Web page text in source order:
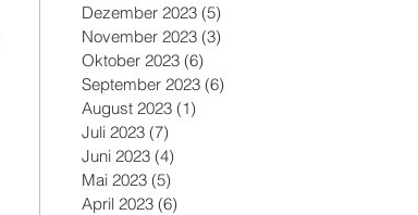
Dezember 2023 (5)
November 2023 (3)
Oktober 2023 (6)
September 2023 (6)
August 2023 (1)
Juli 2023 (7)
Juni 2023 (4)
Mai 2023 (5)
April 2023 (6)